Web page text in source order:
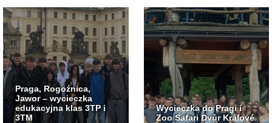
Praga, Rogoźnica,
Jawor – wycieczka
edukacyjna klas 3TP i
3TM
Wycieczka do Pragi i
Zoo Safari Dvůr Králové